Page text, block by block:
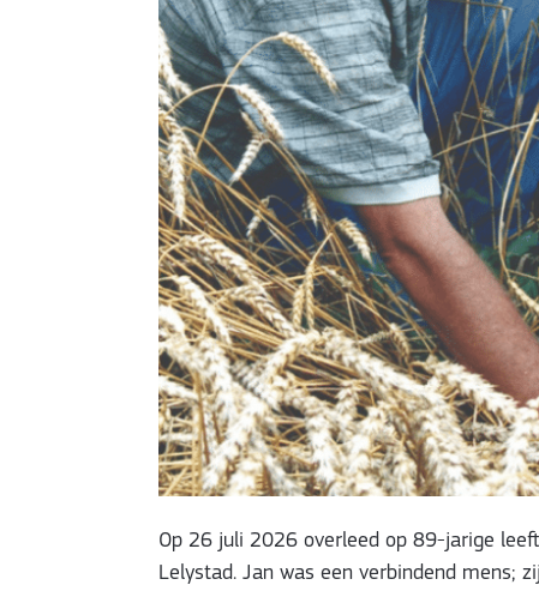
Op 26 juli 2026 overleed op 89-jarige
Lelystad. Jan was een verbindend mens;